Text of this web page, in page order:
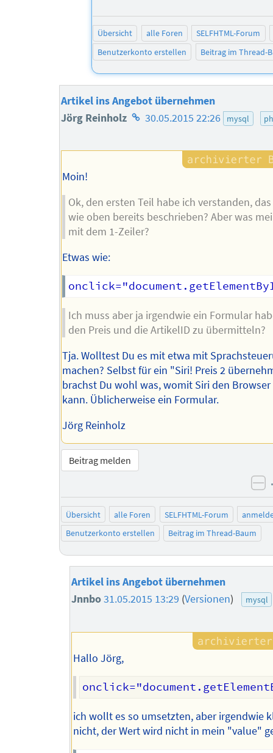
Übersicht alle Foren
SELFHTML-Forum
Benutzerkonto erstellen
Beitrag im Thread-
Artikel ins Angebot übernehmen
Jörg Reinholz Homepage
Autors
30.05.2015 22:26 mysql
Moin!
Ok, den ersten Teil habe ich verstanden,
wie oben bereits beschrieben? Aber was
mit dem 1-Zeiler?
Etwas wie:
Ich muss aber ja irgendwie ein Formular
den Preis und die ArtikelID zu übermitteln?
Tja. Wolltest Du es mit etwa mit
machen? Selbst für ein "Siri! Preis 2
brachst Du wohl was, womit Siri den
kann. Üblicherweise ein Formular.
Jörg Reinholz
Beitrag melden
Übersicht alle Foren SELFHTML-Forum
Benutzerkonto erstellen
Beitrag im Thread-Baum
Artikel ins Angebot übernehmen
Jnnbo31.05.2015 13:29 (Versionen) mysql
Hallo Jörg,
ich wollt es so umsetzten, aber irgendwie
nicht, der Wert wird nicht in mein "value"